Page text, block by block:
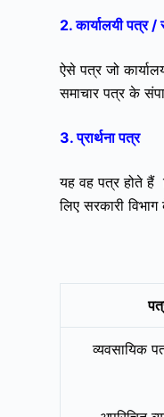
2. कार्यालयी पत्र /
ऐसे पत्र जो
समाचार पत्र के
3. प्रार्थना पत्र
यह वह पत्र होते हैं
लिए सरकारी
व्यवसायिक